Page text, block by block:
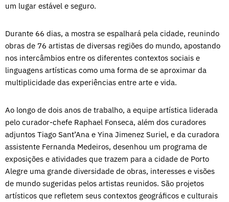
um lugar estável e seguro.
Durante 66 dias, a mostra se espalhará pela cidade, reunindo
obras de 76 artistas de diversas regiões do mundo, apostando
nos intercâmbios entre os diferentes contextos sociais e
linguagens artísticas como uma forma de se aproximar da
multiplicidade das experiências entre arte e vida.
Ao longo de dois anos de trabalho, a equipe artística liderada
pelo curador-chefe Raphael Fonseca, além dos curadores
adjuntos Tiago Sant’Ana e Yina Jimenez Suriel, e da curadora
assistente Fernanda Medeiros, desenhou um programa de
exposições e atividades que trazem para a cidade de Porto
Alegre uma grande diversidade de obras, interesses e visões
de mundo sugeridas pelos artistas reunidos. São projetos
artísticos que refletem seus contextos geográficos e culturais